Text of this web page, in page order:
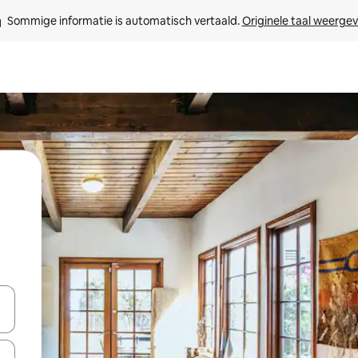
Sommige informatie is automatisch vertaald. Originele taal
keuze met je de pijltjestoetsen omhoog en omlaag, óf door te